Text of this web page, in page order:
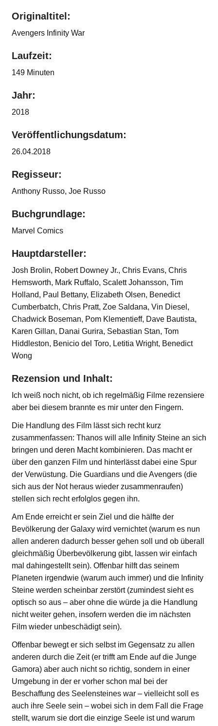
Originaltitel:
Avengers Infinity War
Laufzeit:
149 Minuten
Jahr:
2018
Veröffentlichungsdatum:
26.04.2018
Regisseur:
Anthony Russo, Joe Russo
Buchgrundlage:
Marvel Comics
Hauptdarsteller:
Josh Brolin, Robert Downey Jr., Chris Evans, Chris
Hemsworth, Mark Ruffalo, Scalett Johansson, Tim
Holland, Paul Bettany, Elizabeth Olsen, Benedict
Cumberbatch, Chris Pratt, Zoe Saldana, Vin Diesel,
Chadwick Boseman, Pom Klementieff, Dave Bautista,
Karen Gillan, Danai Gurira, Sebastian Stan, Tom
Hiddleston, Benicio del Toro, Letitia Wright, Benedict
Wong
Rezension und Inhalt:
Ich weiß noch nicht, ob ich regelmäßig Filme rezensiere
aber bei diesem brannte es mir unter den Fingern.
Die Handlung des Film lässt sich recht kurz
zusammenfassen: Thanos will alle Infinity Steine an sich
bringen und deren Macht kombinieren. Das macht er
über den ganzen Film und hinterlässt dabei eine Spur
der Verwüstung. Die Guardians und die Avengers (die
sich aus der Not heraus wieder zusammenraufen)
stellen sich recht erfolglos gegen ihn.
Am Ende erreicht er sein Ziel und die hälfte der
Bevölkerung der Galaxy wird vernichtet (warum es nun
allen anderen dadurch besser gehen soll und ob überall
gleichmäßig Überbevölkerung gibt, lassen wir einfach
mal dahingestellt sein). Offenbar hilft das seinem
Planeten irgendwie (warum auch immer) und die Infinity
Steine werden scheinbar zerstört (zumindest sieht es
optisch so aus – aber ohne die würde ja die Handlung
nicht weiter gehen, insofern werden die im nächsten
Film wieder unbeschädigt sein).
Offenbar bewegt er sich selbst im Gegensatz zu allen
anderen durch die Zeit (er trifft am Ende auf die Junge
Gamora) aber auch nicht so richtig, sondern in einer
Umgebung in der er vorher schon mal bei der
Beschaffung des Seelensteines war – vielleicht soll es
auch ihre Seele sein – wobei sich in dem Fall die Frage
stellt, warum sie dort die einzige Seele ist und warum